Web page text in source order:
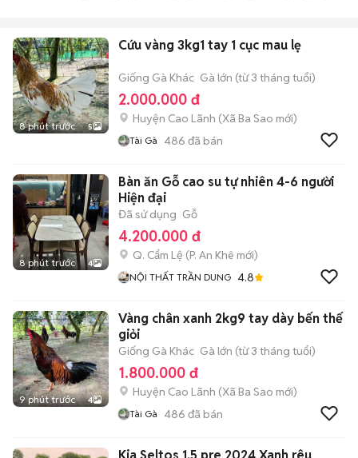
8 phút trước 5
Cứu vàng 3kg1 tay 1 cục mau lẹ
Giống Gà Khác Gà lớn (từ 3 tháng tuổi)
2.000.000 đ
Huyện Cao Lãnh (Xã Ba Sao mới)
Tài Gà 486 đã bán
8 phút trước 4
Bàn ăn Gỗ cao su tự nhiên 4-6 người
Hiện đại
Đã sử dụng Gỗ
4.200.000 đ
Q. Cẩm Lệ (P. An Khê mới)
NỘI THẤT TRẦN DUNG 4.8
9 phút trước 4
Vàng chân xanh 2kg9 tay dày bến thế
giỏi
Giống Gà Khác Gà lớn (từ 3 tháng tuổi)
1.800.000 đ
Huyện Cao Lãnh (Xã Ba Sao mới)
Tài Gà 486 đã bán